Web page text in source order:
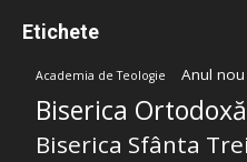
Etichete
Academia de Teologie Anul nou
Biserica Ortodoxă
Biserica Sfânta